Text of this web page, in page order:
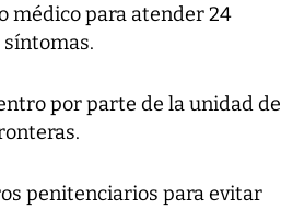
médico para atender 24
por parte de la unidad de
penitenciarios para evitar